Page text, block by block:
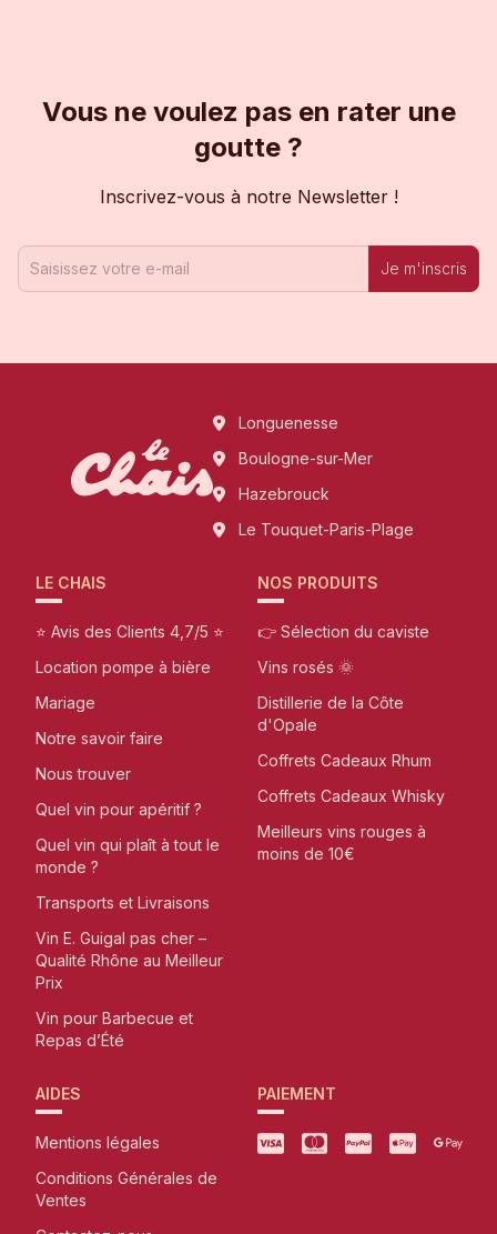
Vous ne voulez pas en rater une
goutte ?
Inscrivez-vous à notre Newsletter !
Je m'inscris
Longuenesse
Boulogne-sur-Mer
Hazebrouck
Le Touquet-Paris-Plage
LE CHAIS
⭐ Avis des Clients 4,7/5 ⭐
Location pompe à bière
Mariage
Notre savoir faire
Nous trouver
Quel vin pour apéritif ?
Quel vin qui plaît à tout le
monde ?
Transports et Livraisons
Vin E. Guigal pas cher –
Qualité Rhône au Meilleur
Prix
Vin pour Barbecue et
Repas d’Été
NOS PRODUITS
👉 Sélection du caviste
Vins rosés 🌞
Distillerie de la Côte
d'Opale
Coffrets Cadeaux Rhum
Coffrets Cadeaux Whisky
Meilleurs vins rouges à
moins de 10€
AIDES
Mentions légales
Conditions Générales de
Ventes
PAIEMENT